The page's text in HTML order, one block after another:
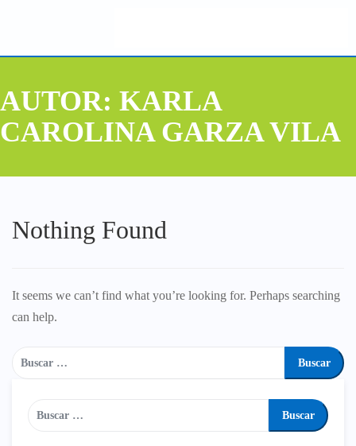
AUTOR: KARLA
CAROLINA GARZA VILA
Nothing Found
It seems we can’t find what you’re looking for. Perhaps searching
can help.